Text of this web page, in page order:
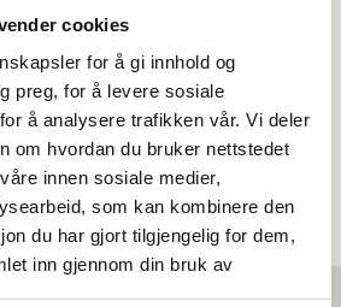
cookies
for å gi innhold og
preg, for å levere sosiale
å analysere trafikken vår. Vi deler
om hvordan du bruker nettstedet
innen sosiale medier,
som kan kombinere den
du har gjort tilgjengelig for dem,
inn gjennom din bruk av
fra Esbada